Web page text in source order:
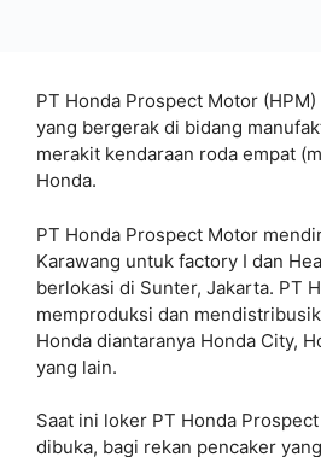
PT Honda Prospect Motor
yang bergerak di bidang
merakit kendaraan roda empat
Honda.
PT Honda Prospect Motor
Karawang untuk factory I dan
berlokasi di Sunter, Jakarta. PT
memproduksi dan
Honda diantaranya Honda City,
yang lain.
Saat ini loker PT Honda
dibuka, bagi rekan pencaker